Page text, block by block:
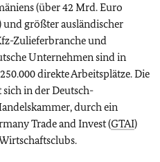
(über 42 Mrd. Euro
größter ausländischer
Zulieferbranche und
Unternehmen sind in
direkte Arbeitsplätze. Die
in der Deutsch-
durch ein
Trade and Invest (GTAI)